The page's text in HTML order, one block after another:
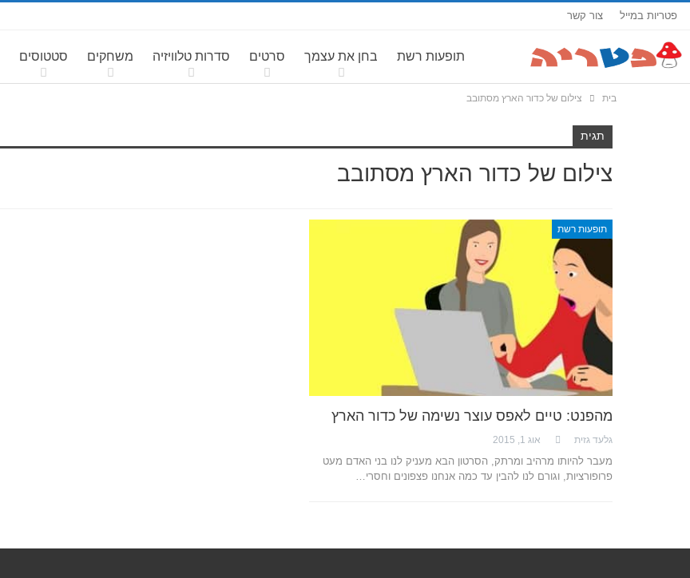
פטריות במייל צור קשר
תופעות רשת בחן את עצמך סרטים סדרות טלוויזיה משחקים סטטוסים
בית צילום של כדור הארץ מסתובב
תגית
צילום של כדור הארץ מסתובב
תופעות רשת
מהפנט: טיים לאפס עוצר נשימה של כדור הארץ
גלעד גזית אוג 1, 2015
מעבר להיותו מרהיב ומרתק, הסרטון הבא מעניק לנו בני האדם מעט
פרופורציות, וגורם לנו להבין עד כמה אנחנו פצפונים וחסרי…